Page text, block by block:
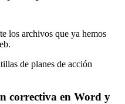
los archivos que ya hemos
correctiva en Word y